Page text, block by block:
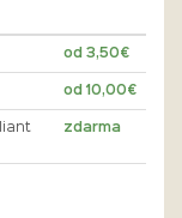
od 3,50€
od 10,00€
zdarma